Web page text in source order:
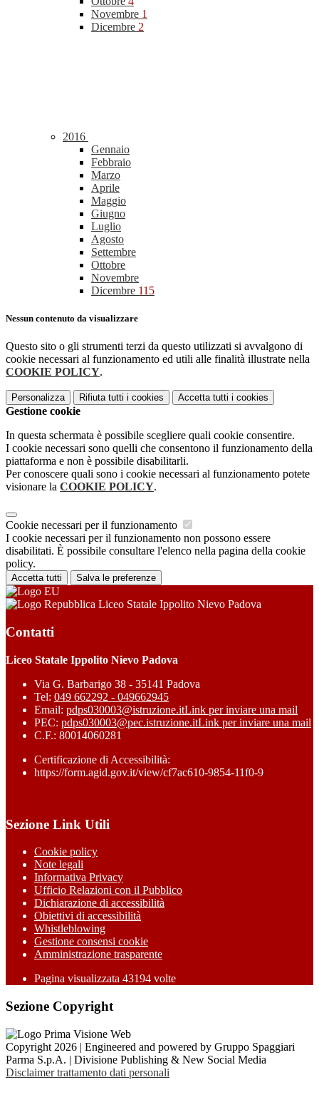
Novembre 1
Dicembre 2
2016
Gennaio
Febbraio
Marzo
Aprile
Maggio
Giugno
Luglio
Agosto
Settembre
Ottobre
Novembre
Dicembre 115
Nessun contenuto da visualizzare
Questo sito o gli strumenti terzi da questo utilizzati si avvalgono di
cookie necessari al funzionamento ed utili alle finalità illustrate nella
COOKIE POLICY.
Personalizza Rifiuta tutti i cookies Accetta tutti i cookies
Gestione cookie
In questa schermata è possibile scegliere quali cookie consentire.
I cookie necessari sono quelli che consentono il funzionamento della
piattaforma e non è possibile disabilitarli.
Per conoscere quali sono i cookie necessari al funzionamento potete
visionare la COOKIE POLICY.
Cookie necessari per il funzionamento
I cookie necessari per il funzionamento non possono essere
disabilitati. È possibile consultare l'elenco nella pagina della cookie
policy.
Accetta tutti Salva le preferenze
Liceo Statale Ippolito Nievo Padova
Contatti
Liceo Statale Ippolito Nievo Padova
Via G. Barbarigo 38 - 35141 Padova
Tel: 049 662292 - 049662945
Email: pdps030003@istruzione.itLink per inviare una mail
PEC: pdps030003@pec.istruzione.itLink per inviare una mail
C.F.: 80014060281
Certificazione di Accessibilità:
https://form.agid.gov.it/view/cf7ac610-9854-11f0-9
Sezione Link Utili
Cookie policy
Note legali
Informativa Privacy
Ufficio Relazioni con il Pubblico
Dichiarazione di accessibilità
Obiettivi di accessibilità
Whistleblowing
Gestione consensi cookie
Amministrazione trasparente
Pagina visualizzata 43194 volte
Sezione Copyright
Copyright 2026 | Engineered and powered by Gruppo Spaggiari
Parma S.p.A. | Divisione Publishing & New Social Media
Disclaimer trattamento dati personali